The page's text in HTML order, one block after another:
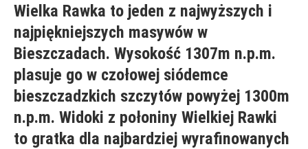
Wielka Rawka to jeden z najwyższych i
najpiękniejszych masywów w
Bieszczadach. Wysokość 1307m n.p.m.
plasuje go w czołowej siódemce
bieszczadzkich szczytów powyżej 1300m
n.p.m. Widoki z połoniny Wielkiej Rawki
to gratka dla najbardziej wyrafinowanych